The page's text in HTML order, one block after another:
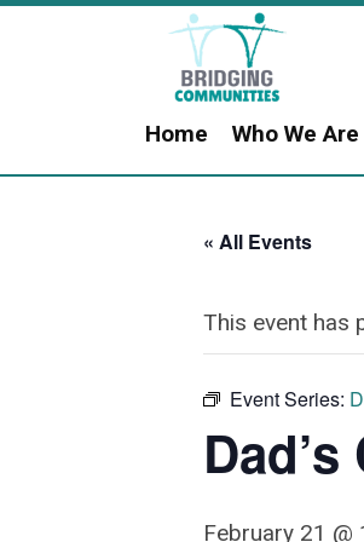
Home Who We Are
« All Events
This event has
Event Series:
February 21 @